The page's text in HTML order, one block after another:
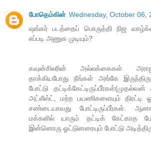
போதெம்கின் Wednesday, October 06,
ஷங்கர் படத்தைப் பொருத்தி நிஜ
எப்படி அணுக முடியும்?
கவுன்சிலரின் அல்லக்கைகள்
தாக்கியபோது நீங்கள் அங்கே
போட்டு
அட்லீஸ்ட், மற்ற பயணிகளையும் திரட்டி
சண்டையாவது போட்டிருப்பீர்கள்.
மக்களில் யாரும் தட்டிக் கேட்காத
இன்னொரு ஓட்டுனரையும் போட்டு